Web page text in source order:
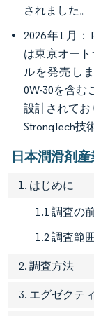
されました。
2026年1月：
は東京オー
ルを発売しま
0W-30を含む
設計されてお
StrongTech技
日本潤滑剤
1. はじめに
1.1 調査の
1.2 調査範
2. 調査方法
3. エグゼクテ